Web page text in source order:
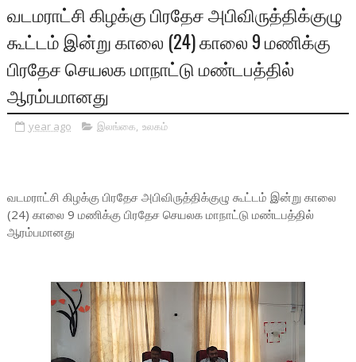
வடமராட்சி கிழக்கு பிரதேச அபிவிருத்திக்குழு
கூட்டம் இன்று காலை (24) காலை 9 மணிக்கு
பிரதேச செயலக மாநாட்டு மண்டபத்தில்
ஆரம்பமானது
year ago இலங்கை, உலகம்
வடமராட்சி கிழக்கு பிரதேச அபிவிருத்திக்குழு கூட்டம் இன்று காலை
(24) காலை 9 மணிக்கு பிரதேச செயலக மாநாட்டு மண்டபத்தில்
ஆரம்பமானது